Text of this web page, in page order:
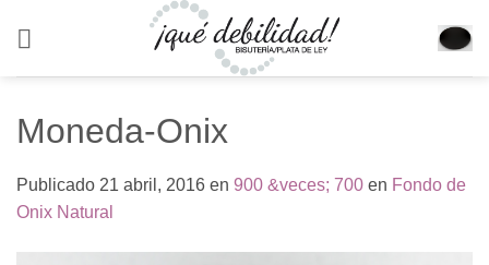
Moneda-Onix
Publicado 21 abril, 2016 en 900 &veces; 700 en Fondo de
Onix Natural